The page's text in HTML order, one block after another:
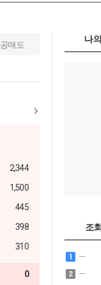
공매도
2,344
1,500
445
398
310
0
나
조